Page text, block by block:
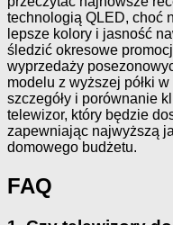
technologią QLED, choć
lepsze kolory i jasność
śledzić okresowe
wyprzedaży
modelu z wyższej półki
szczegóły i porównanie
telewizor, który będzie
zapewniając najwyższą
domowego budżetu.
FAQ